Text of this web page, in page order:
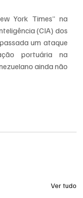
York Times” na
(CIA) dos
um ataque
portuária na
ainda não
Ver tudo